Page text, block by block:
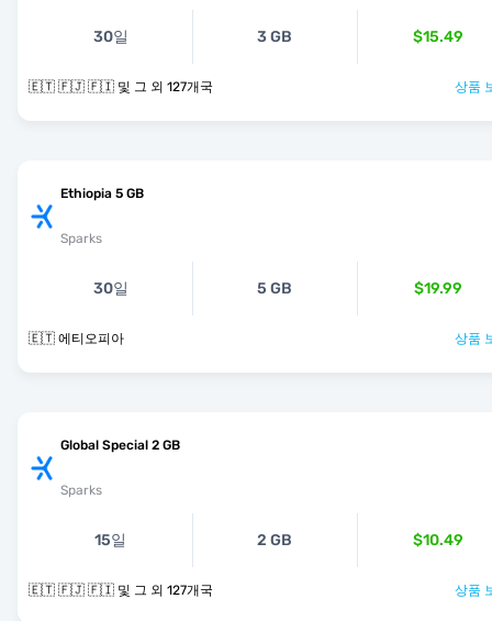
30일 3 GB $15.49
🇪🇹 🇫🇯 🇫🇮 및 그 외 127개국 상품
Ethiopia 5 GB
Sparks
30일 5 GB $19.99
🇪🇹 에티오피아 상품
Global Special 2 GB
Sparks
15일 2 GB $10.49
🇪🇹 🇫🇯 🇫🇮 및 그 외 127개국 상품